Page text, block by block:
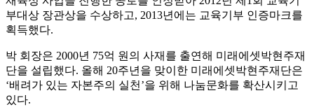
부대상 장관상을 수상하고, 2013년에는 교육기부 인증마크를
획득했다.
박 회장은 2000년 75억 원의 사재를 출연해 미래에셋박현주재
단을 설립했다. 올해 20주년을 맞이한 미래에셋박현주재단은
‘배려가 있는 자본주의 실천’을 위해 나눔문화를 확산시키고
있다.